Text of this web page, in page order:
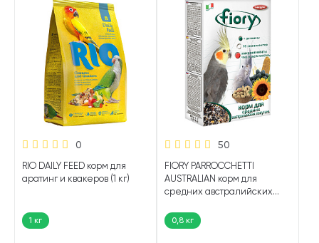
0
RIO DAILY FEED корм для
аратинг и квакеров (1 кг)
1 кг
50
FIORY PARROCCHETTI
AUSTRALIAN корм для
средних австралийских
0,8 кг